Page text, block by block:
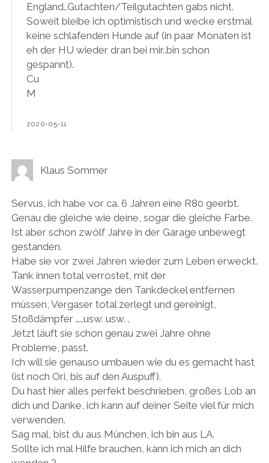
England..Gutachten/Teilgutachten gabs nicht.
Soweit bleibe ich optimistisch und wecke erstmal
keine schlafenden Hunde auf (in paar Monaten ist
eh der HU wieder dran bei mir..bin schon
gespannt).
Cu
M
2020-05-11
Klaus Sommer
Servus, ich habe vor ca. 6 Jahren eine R80 geerbt.
Genau die gleiche wie deine, sogar die gleiche Farbe.
Ist aber schon zwölf Jahre in der Garage unbewegt
gestanden.
Habe sie vor zwei Jahren wieder zum Leben erweckt.
Tank innen total verrostet, mit der
Wasserpumpenzange den Tankdeckel entfernen
müssen, Vergaser total zerlegt und gereinigt,
Stoßdämpfer …..usw. usw. .
Jetzt läuft sie schon genau zwei Jahre ohne
Probleme, passt.
Ich will sie genauso umbauen wie du es gemacht hast
(ist noch Ori, bis auf den Auspuff).
Du hast hier alles perfekt beschrieben, großes Lob an
dich und Danke, ich kann auf deiner Seite viel für mich
verwenden.
Sag mal, bist du aus München, ich bin aus LA.
Sollte ich mal Hilfe brauchen, kann ich mich an dich